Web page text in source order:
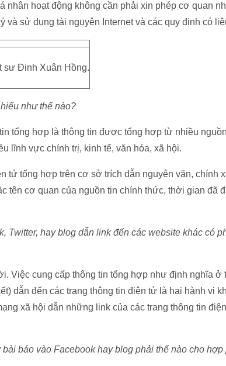
nhân hoạt động không cần phải xin phép cơ quan
và sử dụng tài nguyên Internet và các quy định có
sư Đinh Xuân Hồng.
như thế nào?
tổng hợp là thông tin được tổng hợp từ nhiều
lĩnh vực chính trị, kinh tế, văn hóa, xã hội.
tử tổng hợp trên cơ sở trích dẫn nguyên văn, chính
tên cơ quan của nguồn tin chính thức, thời gian đã
Twitter, hay blog dẫn link đến các website khác có
Việc cung cấp thông tin tổng hợp như định nghĩa ở
dẫn đến các trang thông tin điện tử là hai hành vi
xã hội dẫn những link của các trang thông tin
báo vào Facebook hay blog phải thế nào cho hợp